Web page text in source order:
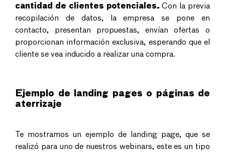
cantidad de clientes potenciales.Con la previa
recopilación de datos, la empresa se pone en
contacto, presentan propuestas, envían ofertas o
proporcionan información exclusiva, esperando que el
cliente se vea inducido a realizar una compra.
Ejemplo de landing pages o páginas de
aterrizaje
Te mostramos un ejemplo de landing page, que se
realizó para uno de nuestros webinars, este es un tipo